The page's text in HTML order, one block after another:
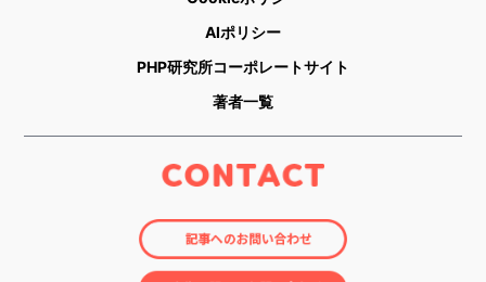
AIポリシー
PHP研究所コーポレートサイト
著者一覧